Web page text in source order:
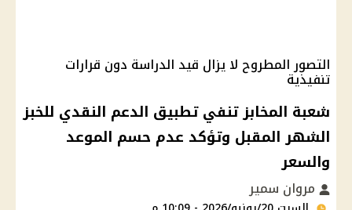
التصور المطروح لا يزال قيد الدراسة دون قرارات
تنفيذية
شعبة المخابز تنفي تطبيق الدعم النقدي للخبز
الشهر المقبل وتؤكد عدم حسم الموعد
والسعر
مروان سمير